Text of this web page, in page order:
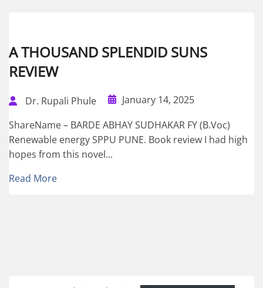
A THOUSAND SPLENDID SUNS
REVIEW
Dr. Rupali Phule
January 14, 2025
ShareName – BARDE ABHAY SUDHAKAR FY (B.Voc)
Renewable energy SPPU PUNE. Book review I had high
hopes from this novel...
Read More